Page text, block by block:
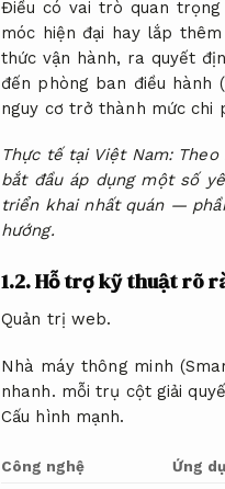
Điều có vai trò quan
móc hiện đại hay lắp
thức vận hành, ra quyết
đến phòng ban điều hành
nguy cơ trở thành mức chi
Thực tế tại Việt Nam: Theo
bắt đầu áp dụng một số
triển khai nhất quán —
hướng.
1.2.Hỗ trợ kỹ thuật rõ
Quản trị web.
Nhà máy thông minh
nhanh. mỗi trụ cột giải
Cấu hình mạnh.
Công nghệ Ứng